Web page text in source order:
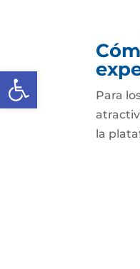
Abrir barra de
Para
la